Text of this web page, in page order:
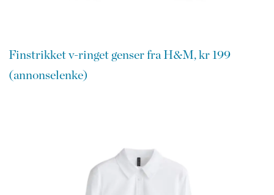
Finstrikket v-ringet genser fra H&M, kr 199
(annonselenke)